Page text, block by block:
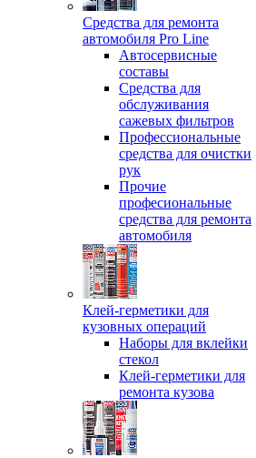
Средства для ремонта
автомобиля Pro Line
Автосервисные
составы
Средства для
обслуживания
сажевых фильтров
Профессиональные
средства для очистки
рук
Прочие
професиональные
средства для ремонта
автомобиля
Клей-герметики для
кузовных операций
Наборы для вклейки
стекол
Клей-герметики для
ремонта кузова